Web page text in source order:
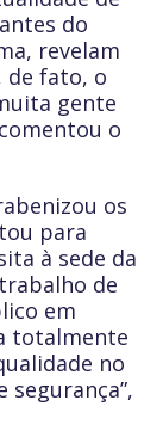
do
revelam
de fato, o
gente
o
os
para
à sede da
de
em
totalmente
no